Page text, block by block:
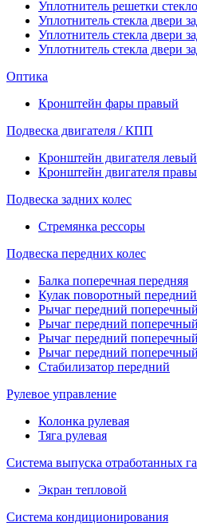
Уплотнитель решетки
Уплотнитель стекла двери
Уплотнитель стекла двери
Уплотнитель стекла двери
Оптика
Кронштейн фары правый
Подвеска двигателя / КПП
Кронштейн двигателя левый
Кронштейн двигателя
Подвеска задних колес
Стремянка рессоры
Подвеска передних колес
Балка поперечная передняя
Кулак поворотный
Рычаг передний
Рычаг передний
Рычаг передний
Рычаг передний
Стабилизатор передний
Рулевое управление
Колонка рулевая
Тяга рулевая
Система выпуска отработанных
Экран тепловой
Система кондиционирования